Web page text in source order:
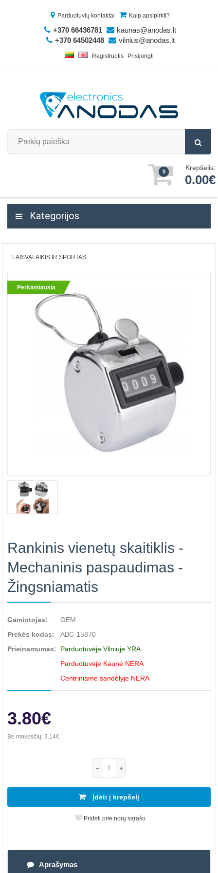
Parduotuvių kontaktai Kaip apsipirkti?
+370 66436781
kaunas@anodas.lt
+370 64502448
vilnius@anodas.lt
Registruotis Prisijungti
0 Krepšelis:
0.00€
Kategorijos
LAISVALAIKIS IR SPORTAS
Perkamiausia
Rankinis vienetų skaitiklis -
Mechaninis paspaudimas -
Žingsniamatis
Gamintojas:
OEM
Prekės kodas:
ABC-15870
Prieinamumas:
Parduotuvėje Vilniuje YRA
Parduotuvėje Kaune NĖRA
Centriniame sandėlyje NĖRA
3.80€
Be mokesčių: 3.14€
Įdėti į krepšelį
Pridėti prie norų sąrašo
Aprašymas